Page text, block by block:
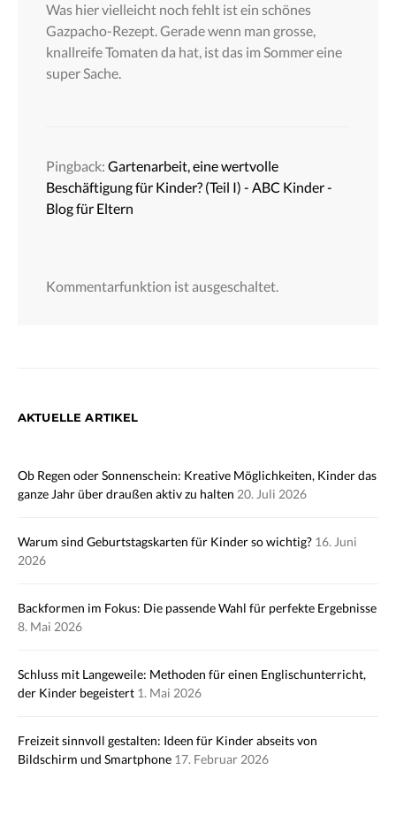
Was hier vielleicht noch fehlt ist ein schönes
Gazpacho-Rezept. Gerade wenn man grosse,
knallreife Tomaten da hat, ist das im Sommer eine
super Sache.
Pingback: Gartenarbeit, eine wertvolle
Beschäftigung für Kinder? (Teil I) - ABC Kinder -
Blog für Eltern
Kommentarfunktion ist ausgeschaltet.
AKTUELLE ARTIKEL
Ob Regen oder Sonnenschein: Kreative Möglichkeiten, Kinder das
ganze Jahr über draußen aktiv zu halten 20. Juli 2026
Warum sind Geburtstagskarten für Kinder so wichtig? 16. Juni
2026
Backformen im Fokus: Die passende Wahl für perfekte Ergebnisse
8. Mai 2026
Schluss mit Langeweile: Methoden für einen Englischunterricht,
der Kinder begeistert 1. Mai 2026
Freizeit sinnvoll gestalten: Ideen für Kinder abseits von
Bildschirm und Smartphone 17. Februar 2026